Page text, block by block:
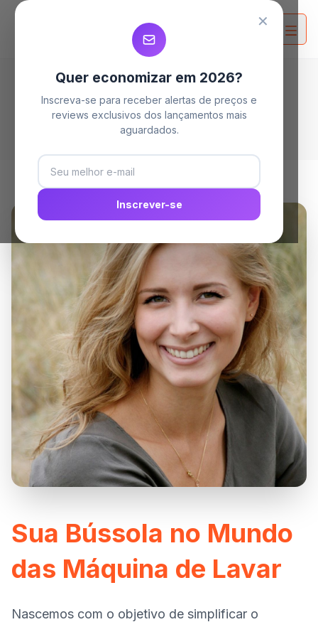
Home Sobre TechMaster 2026
Sua Bússola no Mundo
das Máquina de Lavar
Nascemos com o objetivo de simplificar o
✕
Quer economizar em 2026?
Inscreva-se para receber alertas de preços e
reviews exclusivos dos lançamentos mais
aguardados.
Inscrever-se